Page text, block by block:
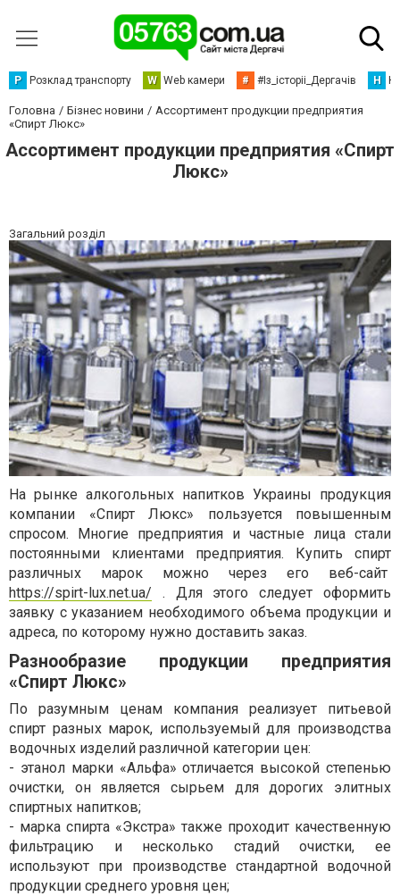
Р Розклад транспорту W Web камери # #Із_історіі_Дергачів Н
Головна Бізнес новини
Ассортимент продукции предприятия
«Спирт Люкс»
Ассортимент продукции предприятия «Спирт
Люкс»
Загальний розділ
На рынке алкогольных напитков Украины продукция
компании «Спирт Люкс» пользуется повышенным
спросом. Многие предприятия и частные лица стали
постоянными клиентами предприятия. Купить спирт
различных марок можно через его веб-сайт
https://spirt-lux.net.ua/ . Для этого следует оформить
заявку с указанием необходимого объема продукции и
адреса, по которому нужно доставить заказ.
Разнообразие продукции предприятия
«Спирт Люкс»
По разумным ценам компания реализует питьевой
спирт разных марок, используемый для производства
водочных изделий различной категории цен:
- этанол марки «Альфа» отличается высокой степенью
очистки, он является сырьем для дорогих элитных
спиртных напитков;
- марка спирта «Экстра» также проходит качественную
фильтрацию и несколько стадий очистки, ее
используют при производстве стандартной водочной
продукции среднего уровня цен;